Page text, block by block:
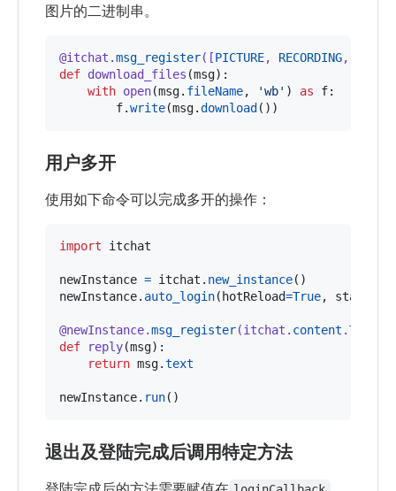
图片的二进制串。
@itchat .msg_register([PICTURE, RECORDING,
def download_files (msg):
with open(msg. fileName, 'wb' ) as f:
f.write(msg.download ())
用户多开
使用如下命令可以完成多开的操作：
import itchat
newInstance = itchat . new_instance
newInstance. auto_login( hotReload=True,
@newInstance.msg_register(itchat . content .TEXT
def
reply(msg):
return msg.text
newInstance. run()
退出及登陆完成后调用特定方法